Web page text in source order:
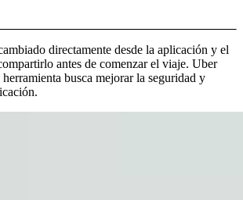
directamente desde la aplicación y el
antes de comenzar el viaje. Uber
busca mejorar la seguridad y